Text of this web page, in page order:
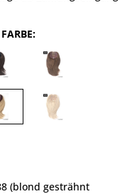
(blond gesträhnt